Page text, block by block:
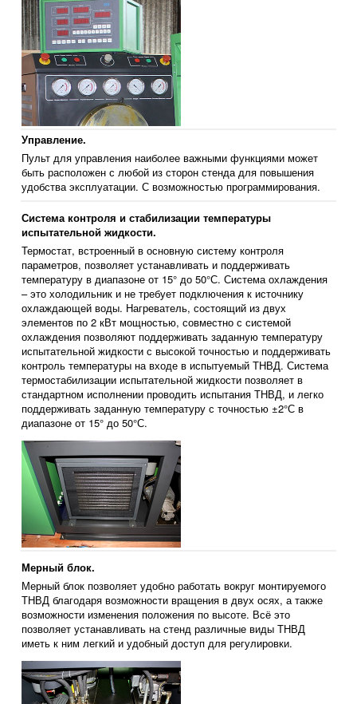
Управление.
Пульт для управления наиболее важными функциями может
быть расположен с любой из сторон стенда для повышения
удобства эксплуатации. С возможностью программирования.
Система контроля и стабилизации температуры
испытательной жидкости.
Термостат, встроенный в основную систему контроля
параметров, позволяет устанавливать и поддерживать
температуру в диапазоне от 15° до 50°С. Система охлаждения
– это холодильник и не требует подключения к источнику
охлаждающей воды. Нагреватель, состоящий из двух
элементов по 2 кВт мощностью, совместно с системой
охлаждения позволяют поддерживать заданную температуру
испытательной жидкости с высокой точностью и поддерживать
контроль температуры на входе в испытуемый ТНВД. Система
термостабилизации испытательной жидкости позволяет в
стандартном исполнении проводить испытания ТНВД, и легко
поддерживать заданную температуру с точностью ±2°С в
диапазоне от 15° до 50°С.
Мерный блок.
Мерный блок позволяет удобно работать вокруг монтируемого
ТНВД благодаря возможности вращения в двух осях, а также
возможности изменения положения по высоте. Всё это
позволяет устанавливать на стенд различные виды ТНВД
иметь к ним легкий и удобный доступ для регулировки.